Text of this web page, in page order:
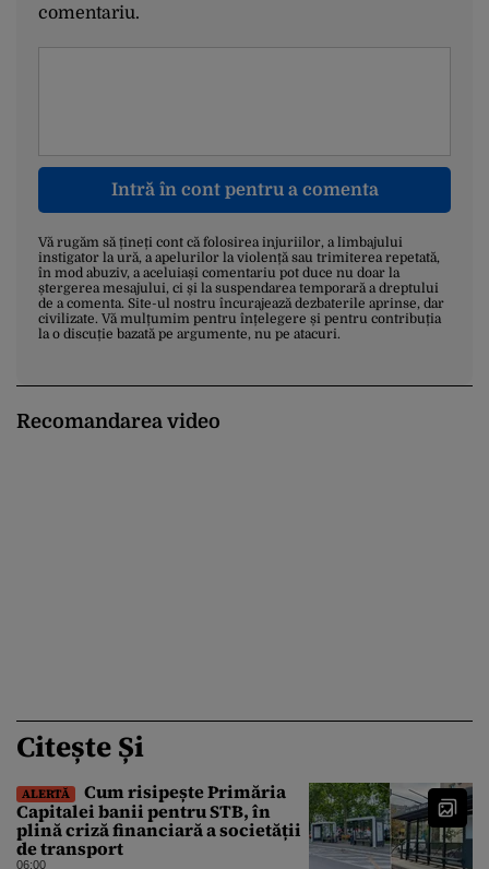
comentariu.
Intră în cont pentru a comenta
Vă rugăm să țineți cont că folosirea injuriilor, a limbajului
instigator la ură, a apelurilor la violență sau trimiterea repetată,
în mod abuziv, a aceluiași comentariu pot duce nu doar la
ștergerea mesajului, ci și la suspendarea temporară a dreptului
de a comenta. Site-ul nostru încurajează dezbaterile aprinse, dar
civilizate. Vă mulțumim pentru înțelegere și pentru contribuția
la o discuție bazată pe argumente, nu pe atacuri.
Recomandarea video
Citește Și
ALERTĂ
Cum risipește Primăria
Capitalei banii pentru STB, în
plină criză financiară a societății
de transport
06:00